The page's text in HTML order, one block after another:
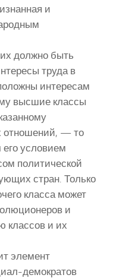
и
должно быть
труда в
интересам
высшие классы
отношений, — то
условием
политической
стран. Только
класса может
и
классов и их
элемент
демократов